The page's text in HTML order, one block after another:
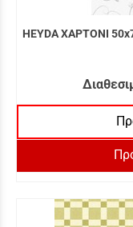
HEYDA ΧΑΡΤΟΝΙ